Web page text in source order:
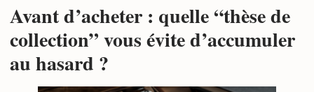
Avant d’acheter : quelle “thèse de
collection” vous évite d’accumuler
au hasard ?